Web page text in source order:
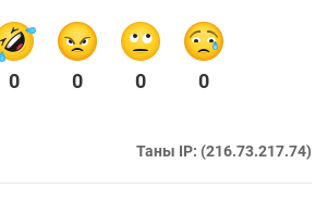
0 0 0 0
Таны IP: (216.73.217.74)